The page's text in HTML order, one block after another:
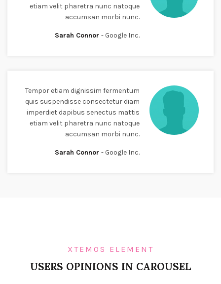
etiam velit pharetra nunc natoque
accumsan morbi nunc.
Sarah Connor Google Inc.
Tempor etiam dignissim fermentum
quis suspendisse consectetur diam
imperdiet dapibus senectus mattis
etiam velit pharetra nunc natoque
accumsan morbi nunc.
Sarah Connor Google Inc.
XTEMOS ELEMENT
USERS OPINIONS IN CAROUSEL